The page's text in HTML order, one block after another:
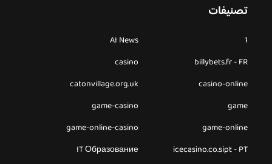
تصنيفات
1
AI News
billybets.fr - FR
casino
casino-online
catonvillage.org.uk
game
game-casino
game-online
game-online-casino
icecasino.co.sipt - PT
IT Образование